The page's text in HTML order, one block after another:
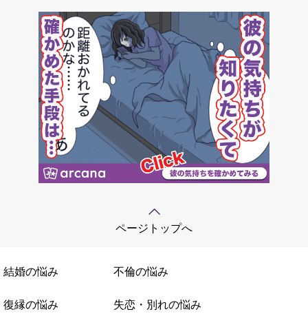
ページトップへ
結婚の悩み 不倫の悩み
復縁の悩み 失恋・別れの悩み